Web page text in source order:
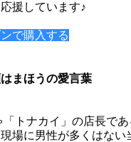
援しています♪
で購入する
まほうの愛言葉
トナカイ」の店長で
場に男性が多くはな